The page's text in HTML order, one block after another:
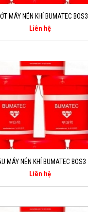
MÁY NÉN KHÍ BUMATEC BOS3
Liên hệ
MÁY NÉN KHÍ BUMATEC BOS3
Liên hệ